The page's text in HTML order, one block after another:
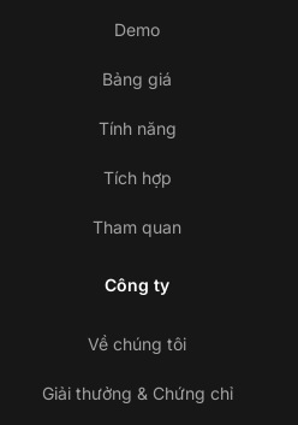
Demo
Bảng giá
Tính năng
Tích hợp
Tham quan
Công ty
Về chúng tôi
Giải thưởng & Chứng chỉ